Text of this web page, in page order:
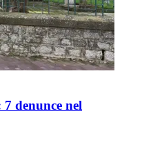
denunce nel